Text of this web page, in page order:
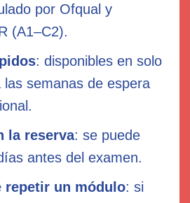
por Ofqual y
(A1–C2).
: disponibles en solo
semanas de espera
la reserva: se puede
antes del examen.
repetir un módulo: si